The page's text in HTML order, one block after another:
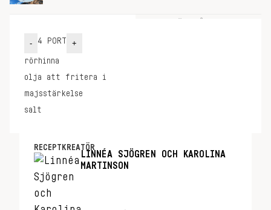
- 4 PORT +
rörhinna
olja att fritera i
majsstärkelse
salt
RECEPTKREATÖR
LINNÉA SJÖGREN OCH KAROLINA
MARTINSON